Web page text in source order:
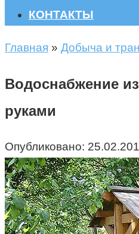
КОНТАКТЫ
Главная » Добыча и
Водоснабжение
руками
Опубликовано: